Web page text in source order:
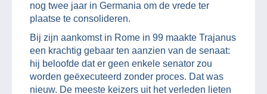
nog twee jaar in Germania om de vrede ter
plaatse te consolideren.
Bij zijn aankomst in Rome in 99 maakte Trajanus
een krachtig gebaar ten aanzien van de senaat:
hij beloofde dat er geen enkele senator zou
worden geëxecuteerd zonder proces. Dat was
nieuw. De meeste keizers uit het verleden lieten